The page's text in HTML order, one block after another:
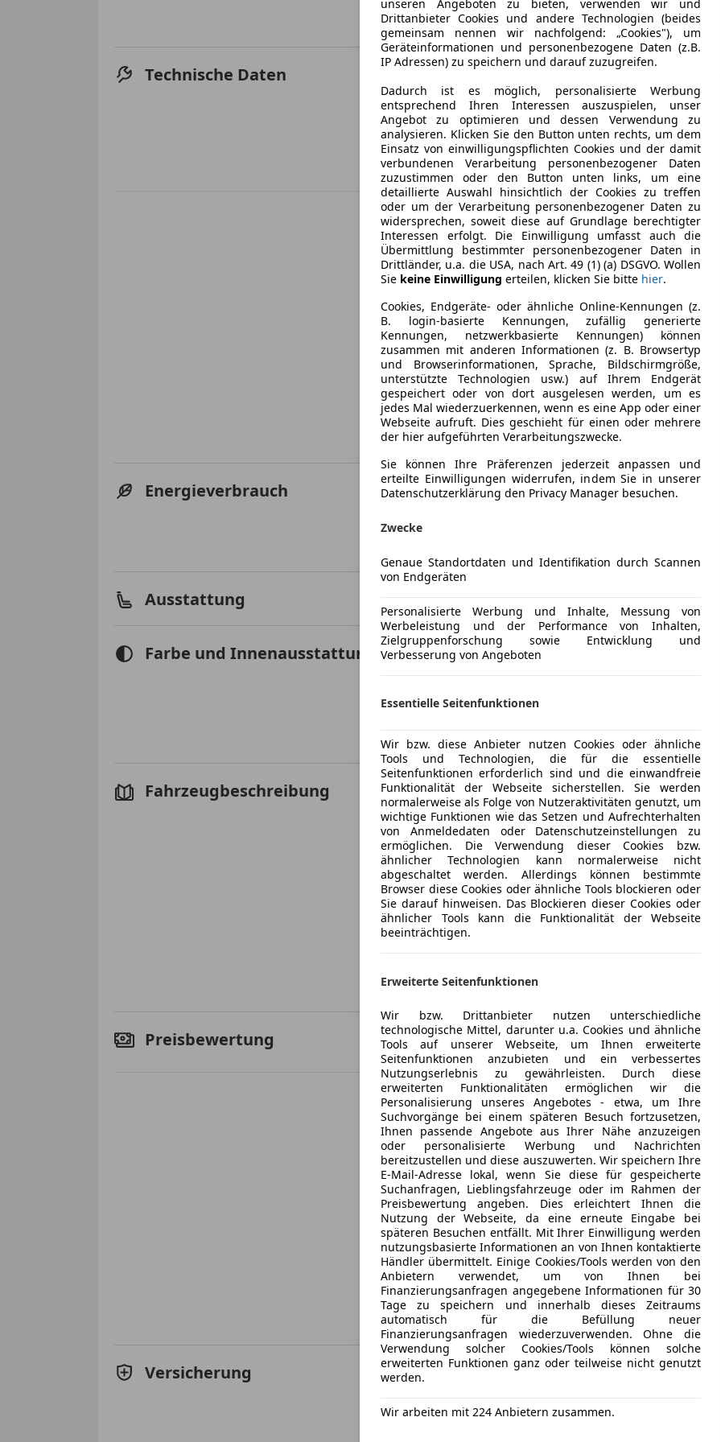
Fahrzeughalter
1
Technische Daten Leistung
128 kW
Getriebe
Gänge
1
Leergewicht
1 837 kg
Energieverbrauch Anderer Energieträger
Strom
CO₂-Emissionen
0 g/km
Ausstattung
Einparkhilfe
Getönte
Klimaanlage
Sitzheizung
Tempomat
Unterhaltung/Media
ESP
LED-
Seitenairbag
Tagfahrlicht
Extras
Stahlfelgen
Farbe und Innenausstattung Außenfarbe
Farbe der Innenausstattung
Innenausstattung
Stoff
Fahrzeugbeschreibung Irrtum und Zwischenverkauf vorbehalten
ASSISTENZSYSTEME
Berganfahrhilfe (HAC)
Elektronisches Stabilitätsprogramm (ESP)
Regensensor
Lautsprecher 4 Stück
INTERIEUR
Klimaautomatik
Ambiente Beleuchtung
Audiobedienung im Lenkrad integriert
Beifahrersitz manuell verstellbar
Frontairbags für Fahrer und Beifahrer
Gepäckraumabdeckung
Innenspiegel automatisch und stufenlos
Lenkrad beheizbar
Leselampe vorne
Sitzbezüge Stoff
Sitzheizung vorne
Sperrschalter für Fensterheber an Fahrertür
Start- / Stop-Knopf
LICHT & SICHT
Fernlichtassistent
Scheinwerferhöhenverstellung manuell
Mehr anzeigen
Preisbewertung Mehr anzeigen
Versicherung Kfz-Versicherung
Versicherungsschutz an Ihre Bedürfnisse
unseren Angeboten zu bieten, verwenden wir und
Drittanbieter Cookies und andere Technologien (beides
gemeinsam nennen wir nachfolgend: „Cookies"), um
Geräteinformationen und personenbezogene Daten (z.B.
IP Adressen) zu speichern und darauf zuzugreifen.
Dadurch ist es möglich, personalisierte Werbung
entsprechend Ihren Interessen auszuspielen, unser
Angebot zu optimieren und dessen Verwendung zu
analysieren. Klicken Sie den Button unten rechts, um dem
Einsatz von einwilligungspflichten Cookies und der damit
verbundenen Verarbeitung personenbezogener Daten
zuzustimmen oder den Button unten links, um eine
detaillierte Auswahl hinsichtlich der Cookies zu treffen
oder um der Verarbeitung personenbezogener Daten zu
widersprechen, soweit diese auf Grundlage berechtigter
Interessen erfolgt. Die Einwilligung umfasst auch die
Übermittlung bestimmter personenbezogener Daten in
Drittländer, u.a. die USA, nach Art. 49 (1) (a) DSGVO. Wollen
Sie keine Einwilligung erteilen, klicken Sie bitte hier.
Cookies, Endgeräte- oder ähnliche Online-Kennungen (z.
B. login-basierte Kennungen, zufällig generierte
Kennungen, netzwerkbasierte Kennungen) können
zusammen mit anderen Informationen (z. B. Browsertyp
und Browserinformationen, Sprache, Bildschirmgröße,
unterstützte Technologien usw.) auf Ihrem Endgerät
gespeichert oder von dort ausgelesen werden, um es
jedes Mal wiederzuerkennen, wenn es eine App oder einer
Webseite aufruft. Dies geschieht für einen oder mehrere
der hier aufgeführten Verarbeitungszwecke.
Sie können Ihre Präferenzen jederzeit anpassen und
erteilte Einwilligungen widerrufen, indem Sie in unserer
Datenschutzerklärung den Privacy Manager besuchen.
Zwecke
Genaue Standortdaten und Identifikation durch Scannen
von Endgeräten
Personalisierte Werbung und Inhalte, Messung von
Werbeleistung und der Performance von Inhalten,
Zielgruppenforschung sowie Entwicklung und
Verbesserung von Angeboten
Essentielle Seitenfunktionen
Wir bzw. diese Anbieter nutzen Cookies oder ähnliche
Tools und Technologien, die für die essentielle
Seitenfunktionen erforderlich sind und die einwandfreie
Funktionalität der Webseite sicherstellen. Sie werden
normalerweise als Folge von Nutzeraktivitäten genutzt, um
wichtige Funktionen wie das Setzen und Aufrechterhalten
von Anmeldedaten oder Datenschutzeinstellungen zu
ermöglichen. Die Verwendung dieser Cookies bzw.
ähnlicher Technologien kann normalerweise nicht
abgeschaltet werden. Allerdings können bestimmte
Browser diese Cookies oder ähnliche Tools blockieren oder
Sie darauf hinweisen. Das Blockieren dieser Cookies oder
ähnlicher Tools kann die Funktionalität der Webseite
beeinträchtigen.
Erweiterte Seitenfunktionen
Wir bzw. Drittanbieter nutzen unterschiedliche
technologische Mittel, darunter u.a. Cookies und ähnliche
Tools auf unserer Webseite, um Ihnen erweiterte
Seitenfunktionen anzubieten und ein verbessertes
Nutzungserlebnis zu gewährleisten. Durch diese
erweiterten Funktionalitäten ermöglichen wir die
Personalisierung unseres Angebotes - etwa, um Ihre
Suchvorgänge bei einem späteren Besuch fortzusetzen,
Ihnen passende Angebote aus Ihrer Nähe anzuzeigen
oder personalisierte Werbung und Nachrichten
bereitzustellen und diese auszuwerten. Wir speichern Ihre
E-Mail-Adresse lokal, wenn Sie diese für gespeicherte
Suchanfragen, Lieblingsfahrzeuge oder im Rahmen der
Preisbewertung angeben. Dies erleichtert Ihnen die
Nutzung der Webseite, da eine erneute Eingabe bei
späteren Besuchen entfällt. Mit Ihrer Einwilligung werden
nutzungsbasierte Informationen an von Ihnen kontaktierte
Händler übermittelt. Einige Cookies/Tools werden von den
Anbietern verwendet, um von Ihnen bei
Finanzierungsanfragen angegebene Informationen für 30
Tage zu speichern und innerhalb dieses Zeitraums
automatisch für die Befüllung neuer
Finanzierungsanfragen wiederzuverwenden. Ohne die
Verwendung solcher Cookies/Tools können solche
erweiterten Funktionen ganz oder teilweise nicht genutzt
werden.
Wir arbeiten mit 224 Anbietern zusammen.